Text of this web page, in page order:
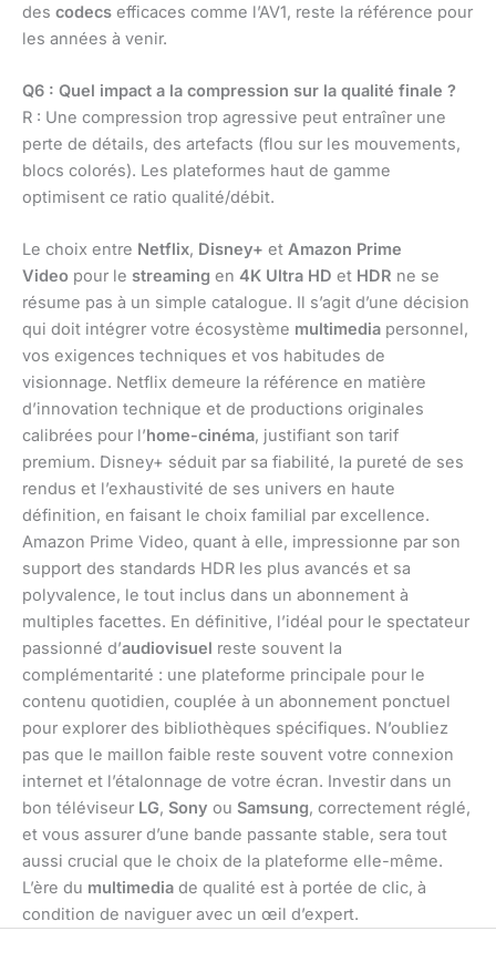
des codecs efficaces comme l’AV1, reste la référence pour
les années à venir.
Q6 : Quel impact a la compression sur la qualité finale ?
R : Une compression trop agressive peut entraîner une
perte de détails, des artefacts (flou sur les mouvements,
blocs colorés). Les plateformes haut de gamme
optimisent ce ratio qualité/débit.
Le choix entre Netflix, Disney+ et Amazon Prime
Video pour le streaming en 4K Ultra HD et HDR ne se
résume pas à un simple catalogue. Il s’agit d’une décision
qui doit intégrer votre écosystème multimedia personnel,
vos exigences techniques et vos habitudes de
visionnage. Netflix demeure la référence en matière
d’innovation technique et de productions originales
calibrées pour l’home-cinéma, justifiant son tarif
premium. Disney+ séduit par sa fiabilité, la pureté de ses
rendus et l’exhaustivité de ses univers en haute
définition, en faisant le choix familial par excellence.
Amazon Prime Video, quant à elle, impressionne par son
support des standards HDR les plus avancés et sa
polyvalence, le tout inclus dans un abonnement à
multiples facettes. En définitive, l’idéal pour le spectateur
passionné d’audiovisuel reste souvent la
complémentarité : une plateforme principale pour le
contenu quotidien, couplée à un abonnement ponctuel
pour explorer des bibliothèques spécifiques. N’oubliez
pas que le maillon faible reste souvent votre connexion
internet et l’étalonnage de votre écran. Investir dans un
bon téléviseur LG, Sony ou Samsung, correctement réglé,
et vous assurer d’une bande passante stable, sera tout
aussi crucial que le choix de la plateforme elle-même.
L’ère du multimedia de qualité est à portée de clic, à
condition de naviguer avec un œil d’expert.